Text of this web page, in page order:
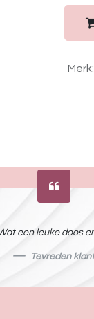
Merk:
een leuke doos
Tevreden